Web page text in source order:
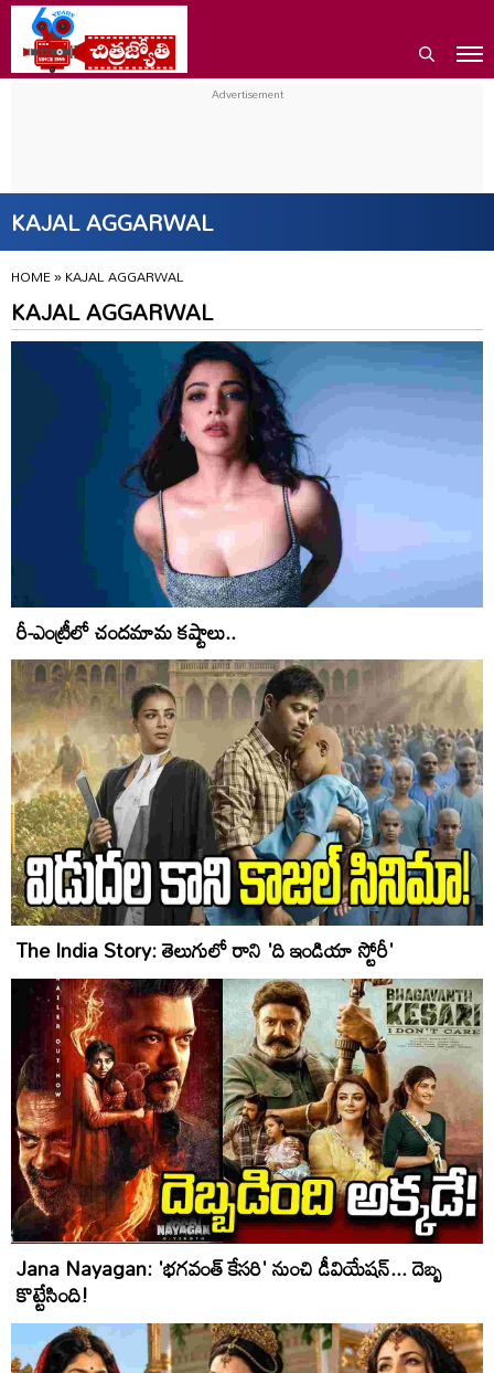
KAJAL AGGARWAL
HOME»KAJAL AGGARWAL
KAJAL AGGARWAL
రీ-ఎంట్రీలో చందమామ కష్టాలు..
The India Story: తెలుగులో రాని 'ది ఇండియా స్టోరీ'
Jana Nayagan: 'భగవంత్ కేసరి' నుంచి డీవియేషన్... దెబ్బ
కొట్టేసింది!